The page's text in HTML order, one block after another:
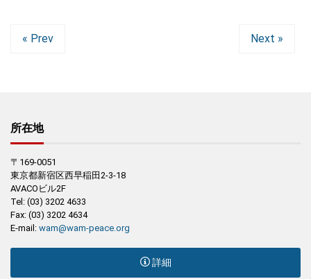
« Prev Next »
所在地
〒169-0051
東京都新宿区西早稲田2-3-18
AVACOビル2F
Tel: (03) 3202 4633
Fax: (03) 3202 4634
E-mail: wam@wam-peace.org
詳細